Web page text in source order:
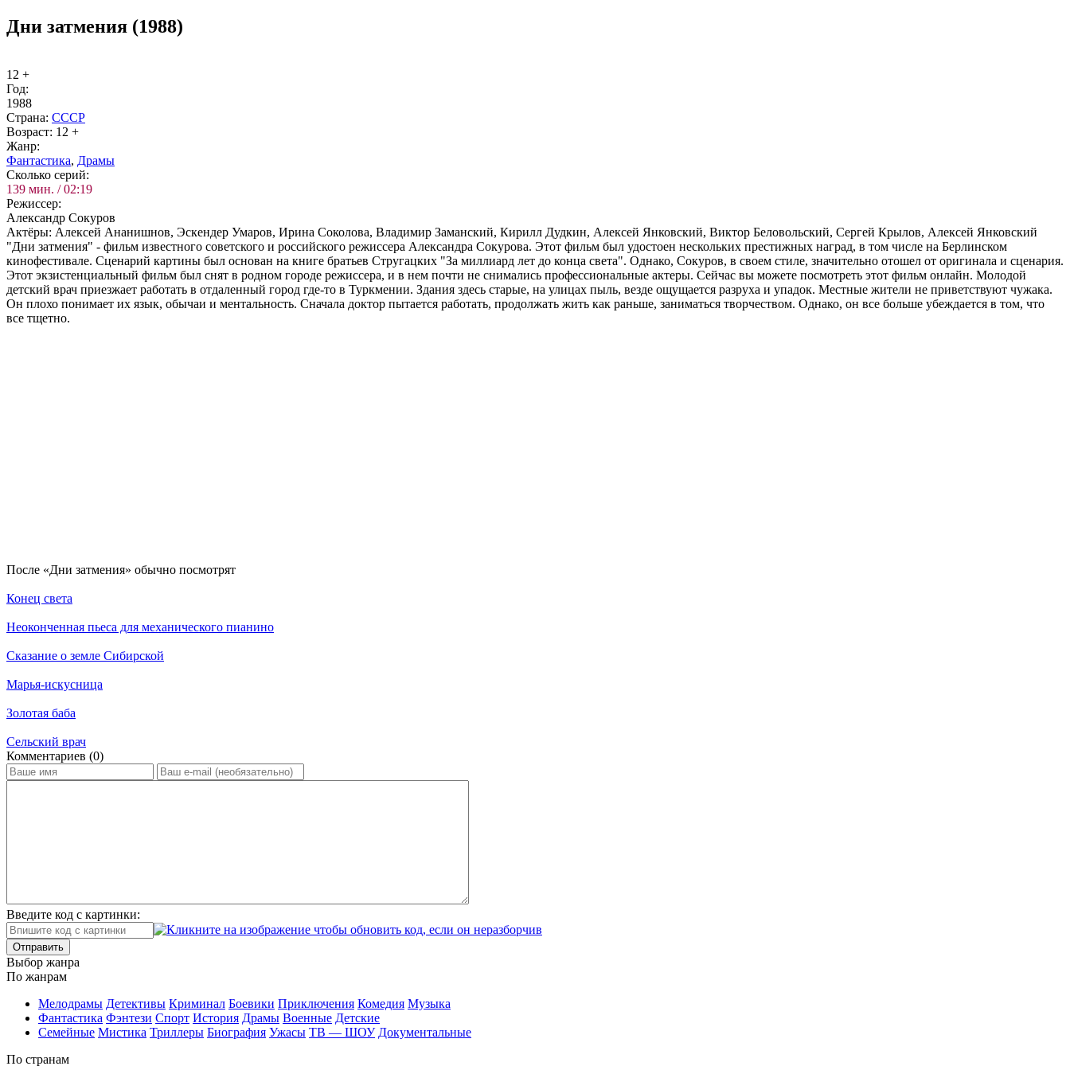
Дни затмения (1988)
12 +
Год:
1988
Стра­на: СССР
Воз­раст: 12 +
Жанр:
Фан­та­сти­ка, Дра­мы
Сколь­ко се­рий:
139 мин. / 02:19
Ре­жис­сер:
Александр Сокуров
Ак­тё­ры: Алексей Ананишнов, Эскендер Умаров, Ирина Соколова, Владимир Заманский, Кирилл Дудкин, Алексей Янковский, Виктор Беловольский, Сергей Крылов, Алексей Янковский
"Дни затмения" - фильм известного советского и российского режиссера Александра Сокурова. Этот фильм был удостоен нескольких престижных наград, в том числе на Берлинском
кинофестивале. Сценарий картины был основан на книге братьев Стругацких "За миллиард лет до конца света". Однако, Сокуров, в своем стиле, значительно отошел от оригинала и сценария.
Этот экзистенциальный фильм был снят в родном городе режиссера, и в нем почти не снимались профессиональные актеры. Сейчас вы можете посмотреть этот фильм онлайн. Молодой
детский врач приезжает работать в отдаленный город где-то в Туркмении. Здания здесь старые, на улицах пыль, везде ощущается разруха и упадок. Местные жители не приветствуют чужака.
Он плохо понимает их язык, обычаи и ментальность. Сначала доктор пытается работать, продолжать жить как раньше, заниматься творчеством. Однако, он все больше убеждается в том, что
все тщетно.
По­сле «Дни затмения» обыч­но по­смот­рят
Конец света
Неоконченная пьеса для механического пианино
Сказание о земле Сибирской
Марья-искусница
Золотая баба
Сельский врач
Ком­мен­та­ри­ев (0)
Введите код с картинки:
Отправить
Вы­бор жан­ра
По жан­рам
Ме­ло­дра­мы Де­тек­ти­вы Кри­ми­нал Бое­ви­ки При­клю­че­ния Ко­ме­дия Му­зы­ка
Фан­та­сти­ка Фэн­те­зи Спорт Ис­то­рия Дра­мы Во­ен­ные Дет­ские
Се­мей­ные Мис­ти­ка Трил­ле­ры Био­гра­фия Ужа­сы ТВ — ШОУ До­ку­мен­таль­ные
По стра­нам